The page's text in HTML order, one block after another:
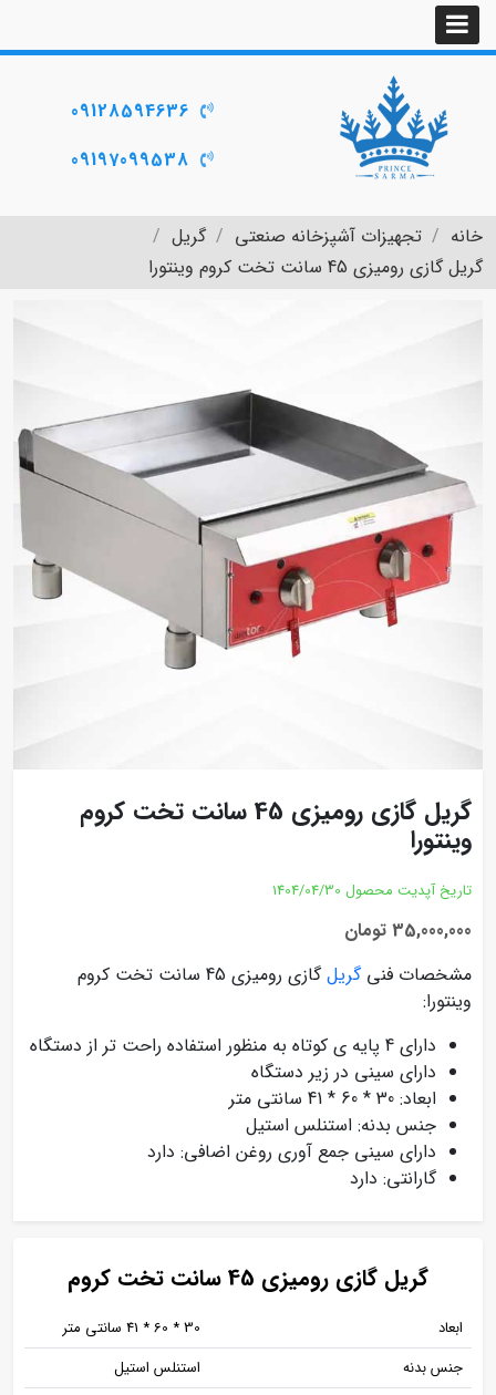
09128594636
09197099538
خانه تجهیزات آشپزخانه صنعتی
گریل
گریل گازی رومیزی 45 سانت تخت کروم وینتورا
گریل گازی رومیزی 45 سانت تخت کروم
وینتورا
تاریخ آپدیت محصول 1404/04/30
35,000,000 تومان
مشخصات فنیگریل
گازی رومیزی 45 سانت تخت کروم
وینتورا:
دارای 4 پایه ی کوتاه به منظور استفاده راحت تر از دستگاه
دارای سینی در زیر دستگاه
ابعاد: 30 * 60 * 41 سانتی متر
جنس بدنه: استنلس استیل
دارای سینی جمع آوری روغن اضافی: دارد
گارانتی: دارد
گریل گازی رومیزی 45 سانت تخت کروم
ابعاد
30 * 60 * 41 سانتی متر
جنس بدنه
استنلس استیل